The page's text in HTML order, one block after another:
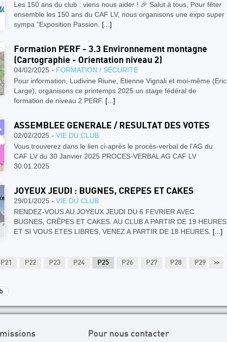
Les 150 ans du club : viens nous aider ! 🎉 Salut à tous, Pour fêter
ensemble les 150 ans du CAF LV, nous organisons une expo super
sympa “Exposition Passion. [...]
Formation PERF - 3.3 Environnement montagne
(Cartographie - Orientation niveau 2)
04/02/2025 - FORMATION / SÉCURITÉ
Pour information, Ludivine Riune, Etienne Vignali et moi-même (Eric
Large), organisons ce printemps 2025 un stage fédéral de
formation de niveau 2 PERF. [...]
ASSEMBLEE GENERALE / RESULTAT DES VOTES
02/02/2025 - VIE DU CLUB
Vous trouverez dans le lien ci-après le procès-verbal de l'AG du
CAF LV du 30 Janvier 2025 PROCES-VERBAL AG CAF LV
30.01.2025
JOYEUX JEUDI : BUGNES, CREPES ET CAKES
29/01/2025 - VIE DU CLUB
RENDEZ-VOUS AU JOYEUX JEUDI DU 6 FEVRIER AVEC
BUGNES, CRÊPES ET CAKES. AU CLUB A PARTIR DE 19 HEURES
ET SI VOUS ETES LIBRES, VENEZ A PARTIR DE 18 HEURES. [...]
>>
P21 P22 P23 P24 P25 P26 P27 P28 P29 P30
Pour nous contacter